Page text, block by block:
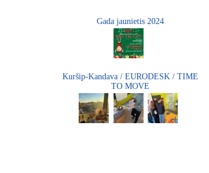
Gada jaunietis 2024
Kuršip-Kandava / EURODESK / TIME
TO MOVE